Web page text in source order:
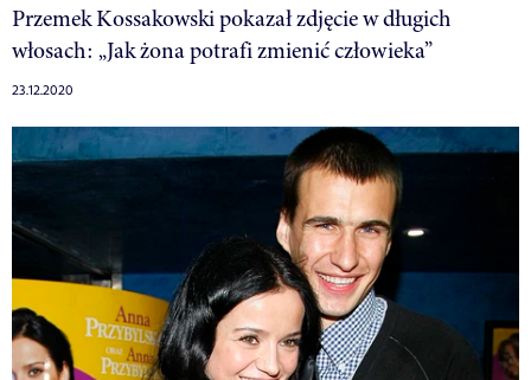
Przemek Kossakowski pokazał zdjęcie w długich
włosach: „Jak żona potrafi zmienić człowieka”
23.12.2020